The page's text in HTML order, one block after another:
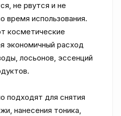
не рвутся и не
время использования.
косметические
экономичный расход
лосьонов, эссенций
подходят для снятия
нанесения тоника,